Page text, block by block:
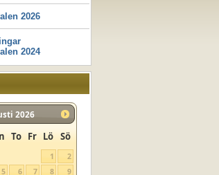
2026
2024
2026
To Fr Lö Sö
1
2
5 6 7 8
9